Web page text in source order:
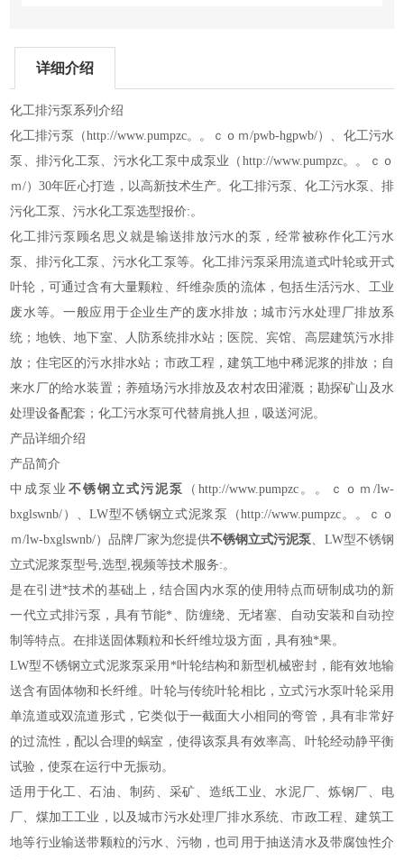
详细介绍
化工排污泵 系列介绍
化工排污泵
（http://www.pumpzc。。ｃｏｍ/pwb-hgpwb/） 、化工污水
泵、排污化工泵、污水化工泵中成泵业 （http://www.pumpzc。。ｃｏ
ｍ/）30年匠心打造，以高新技术生产。化工排污泵、化工污水泵、排
污化工泵、污水化工泵选型报价:。
化工排污泵顾名思义就是输送排放污水的泵，经常被称作化工污水
泵、排污化工泵、污水化工泵等。化工排污泵采用流道式叶轮或开式
叶轮，可通过含有大量颗粒、纤维杂质的流体，包括生活污水、工业
废水等。一般应用于企业生产的废水排放；城市污水处理厂排放系
统；地铁、地下室、人防系统排水站；医院、宾馆、高层建筑污水排
放；住宅区的污水排水站；市政工程，建筑工地中稀泥浆的排放；自
来水厂的给水装置；养殖场污水排放及农村农田灌溉；勘探矿山及水
处理设备配套；化工污水泵可代替肩挑人担，吸送河泥。
产品详细介绍
产品简介
中成泵业 不锈钢立式污泥泵
（http://www.pumpzc。。ｃｏｍ/lw-
bxglswnb/） 、LW型不锈钢立式泥浆泵
（http://www.pumpzc。。ｃｏ
ｍ/lw-bxglswnb/）品牌厂家为您提供不锈钢立式污泥泵、LW型不锈钢
立式泥浆泵型号,选型,视频等技术服务:。
是在引进*技术的基础上，结合国内水泵的使用特点而研制成功的新
一代立式排污泵，具有节能*、防缠绕、无堵塞、自动安装和自动控
制等特点。在排送固体颗粒和长纤维垃圾方面，具有独*果。
LW型不锈钢立式泥浆泵采用*叶轮结构和新型机械密封，能有效地输
送含有固体物和长纤维。叶轮与传统叶轮相比，立式污水泵叶轮采用
单流道或双流道形式，它类似于一截面大小相同的弯管，具有非常好
的过流性，配以合理的蜗室，使得该泵具有效率高、叶轮经动静平衡
试验，使泵在运行中无振动。
适用于化工、石油、制药、采矿、造纸工业、水泥厂、炼钢厂、电
厂、煤加工工业，以及城市污水处理厂排水系统、市政工程、建筑工
地等行业输送带颗粒的污水、污物，也司用于抽送清水及带腐蚀性介